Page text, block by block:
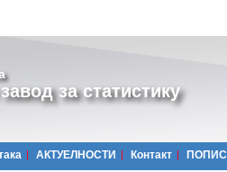
за статистику
АКТУЕЛНОСТИ Контакт ПОПИС